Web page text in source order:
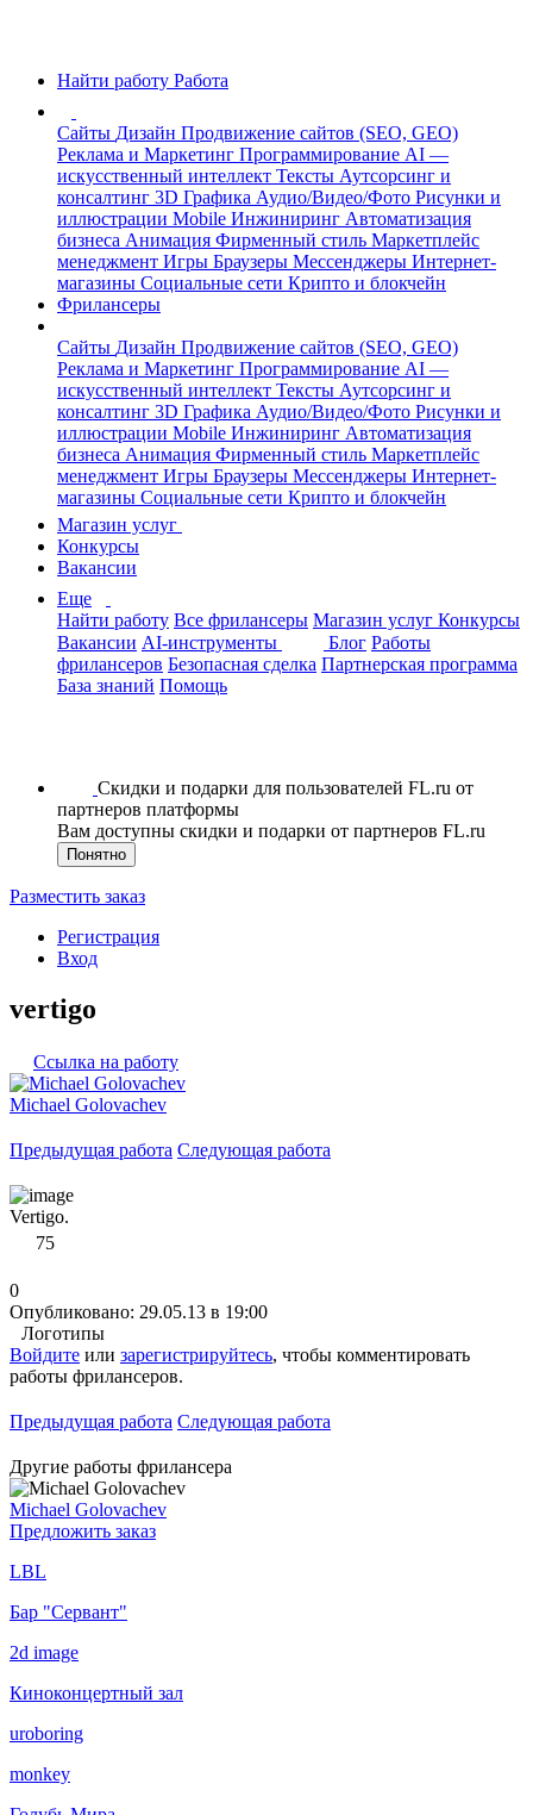
Найти работу Работа
Сайты Дизайн Продвижение сайтов (SEO, GEO)
Реклама и Маркетинг Программирование AI —
искусственный интеллект Тексты Аутсорсинг и
консалтинг 3D Графика Аудио/Видео/Фото Рисунки и
иллюстрации Mobile Инжиниринг Автоматизация
бизнеса Анимация Фирменный стиль Маркетплейс
менеджмент Игры Браузеры Мессенджеры Интернет-
магазины Социальные сети Крипто и блокчейн
Фрилансеры
Сайты Дизайн Продвижение сайтов (SEO, GEO)
Реклама и Маркетинг Программирование AI —
искусственный интеллект Тексты Аутсорсинг и
консалтинг 3D Графика Аудио/Видео/Фото Рисунки и
иллюстрации Mobile Инжиниринг Автоматизация
бизнеса Анимация Фирменный стиль Маркетплейс
менеджмент Игры Браузеры Мессенджеры Интернет-
магазины Социальные сети Крипто и блокчейн
Магазин услуг
Конкурсы
Вакансии
Еще
Найти работу Все фрилансеры Магазин услуг Конкурсы
Вакансии AI-инструменты Блог Работы
фрилансеров Безопасная сделка Партнерская программа
База знаний Помощь
Скидки и подарки для пользователей FL.ru от
партнеров платформы
Вам доступны скидки и подарки от партнеров FL.ru
Понятно
Разместить заказ
Регистрация
Вход
vertigo
Ссылка на работу
Michael Golovachev
Предыдущая работа Следующая работа
Vertigo.
75
0
Опубликовано: 29.05.13 в 19:00
Логотипы
Войдите или зарегистрируйтесь, чтобы комментировать
работы фрилансеров.
Предыдущая работа Следующая работа
Другие работы фрилансера
Michael Golovachev
Предложить заказ
LBL
Бар "Сервант"
2d image
Киноконцертный зал
uroboring
monkey